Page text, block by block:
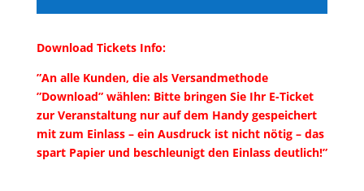
Download Tickets Info:
”An alle Kunden, die als Versandmethode
”Download” wählen: Bitte bringen Sie Ihr E-Ticket
zur Veranstaltung nur auf dem Handy gespeichert
mit zum Einlass – ein Ausdruck ist nicht nötig – das
spart Papier und beschleunigt den Einlass deutlich!”